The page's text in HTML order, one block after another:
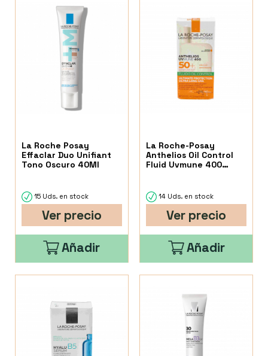
La Roche Posay
Effaclar Duo Unifiant
Tono Oscuro 40Ml
15 Uds. en stock
Ver precio
Añadir
La Roche-Posay
Anthelios Oil Control
Fluid Uvmune 400
14 Uds. en stock
Ver precio
Añadir